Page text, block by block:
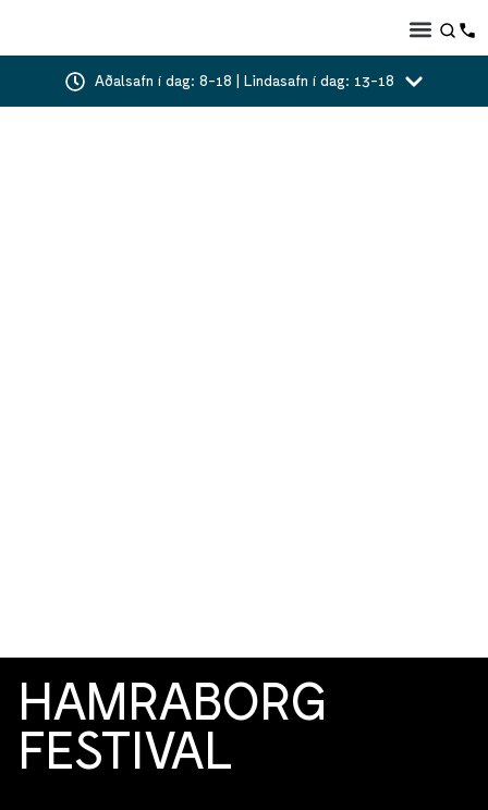
Aðalsafn í dag: 8-18 | Lindasafn í dag: 13-18
HAMRABORG
FESTIVAL